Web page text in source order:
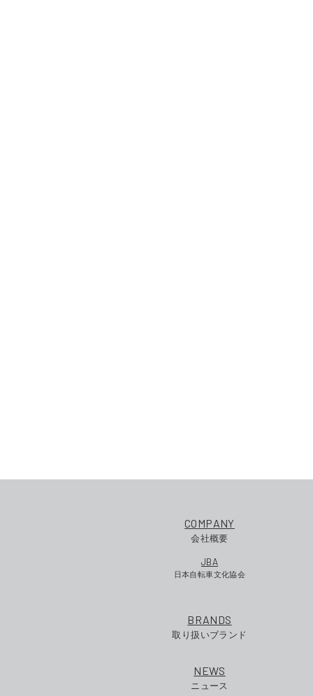
COMPANY
会社概要
JBA
日本自転車文化協会
BRANDS
取り扱いブランド
NEWS
ニュース